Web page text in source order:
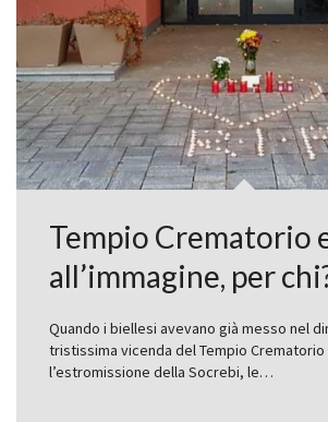
Tempio Crematorio
all’immagine, per
Quando i biellesi avevano già messo nel
tristissima vicenda del Tempio Crematorio
l’estromissione della Socrebi, le…